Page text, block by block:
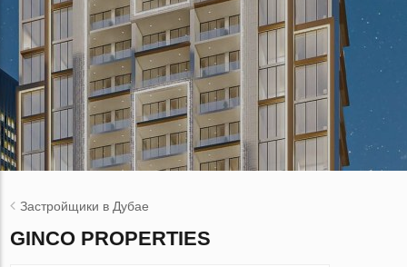
Застройщики в Дубае
GINCO PROPERTIES